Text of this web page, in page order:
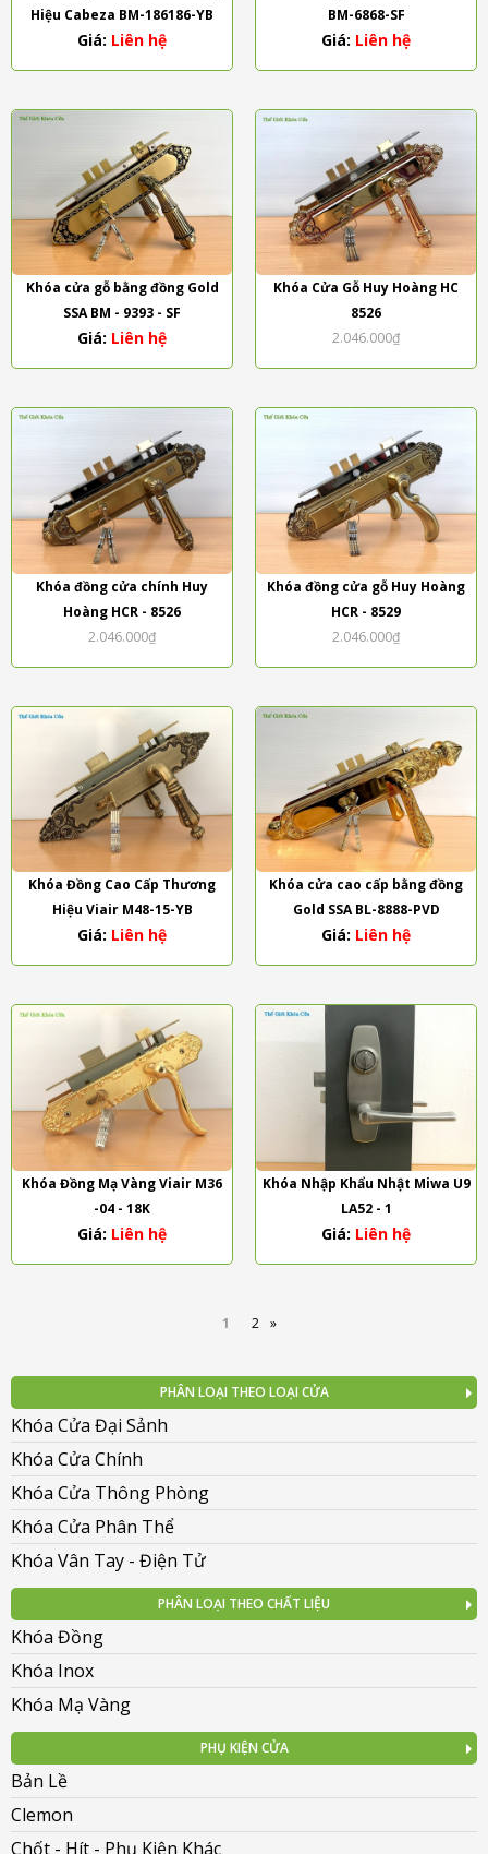
Hiệu Cabeza BM-186186-YB
Giá: Liên hệ
BM-6868-SF
Giá: Liên hệ
Khóa cửa gỗ bằng đồng Gold
SSA BM - 9393 - SF
Giá: Liên hệ
Khóa Cửa Gỗ Huy Hoàng HC
8526
2.046.000₫
Khóa đồng cửa chính Huy
Hoàng HCR - 8526
2.046.000₫
Khóa đồng cửa gỗ Huy Hoàng
HCR - 8529
2.046.000₫
Khóa Đồng Cao Cấp Thương
Hiệu Viair M48-15-YB
Giá: Liên hệ
Khóa cửa cao cấp bằng đồng
Gold SSA BL-8888-PVD
Giá: Liên hệ
Khóa Đồng Mạ Vàng Viair M36
-04 - 18K
Giá: Liên hệ
Khóa Nhập Khẩu Nhật Miwa U9
LA52 - 1
Giá: Liên hệ
1 2 »
PHÂN LOẠI THEO LOẠI CỬA
Khóa Cửa Đại Sảnh
Khóa Cửa Chính
Khóa Cửa Thông Phòng
Khóa Cửa Phân Thể
Khóa Vân Tay - Điện Tử
PHÂN LOẠI THEO CHẤT LIỆU
Khóa Đồng
Khóa Inox
Khóa Mạ Vàng
PHỤ KIỆN CỬA
Bản Lề
Clemon
Chốt - Hít - Phụ Kiện Khác